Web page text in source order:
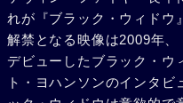
れが『ブラック・ウィドウ
解禁となる映像は2009年
デビューしたブラック・ウ
ト・ヨハンソンのインタ